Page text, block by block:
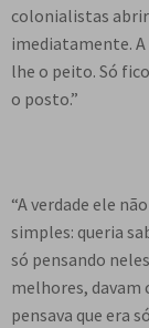
colonialistas
imediatamente.
lhe o peito. Só
o posto.”
“A verdade ele
simples: queria
só pensando
melhores,
pensava que era